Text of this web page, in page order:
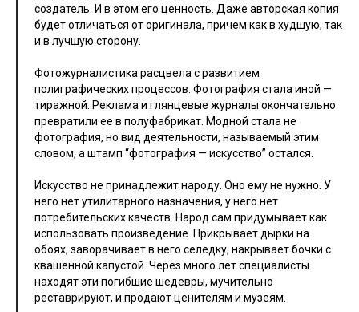
создатель. И в этом его ценность. Даже авторская копия
будет отличаться от оригинала, причем как в худшую, так
и в лучшую сторону.
Фотожурналистика расцвела с развитием
полиграфических процессов. Фотография стала иной —
тиражной. Реклама и глянцевые журналы окончательно
превратили ее в полуфабрикат. Модной стала не
фотография, но вид деятельности, называемый этим
словом, а штамп “фотография — искусство” остался.
Искусство не принадлежит народу. Оно ему не нужно. У
него нет утилитарного назначения, у него нет
потребительских качеств. Народ сам придумывает как
использовать произведение. Прикрывает дырки на
обоях, заворачивает в него селедку, накрывает бочки с
квашенной капустой. Через много лет специалисты
находят эти погибшие шедевры, мучительно
реставрируют, и продают ценителям и музеям.